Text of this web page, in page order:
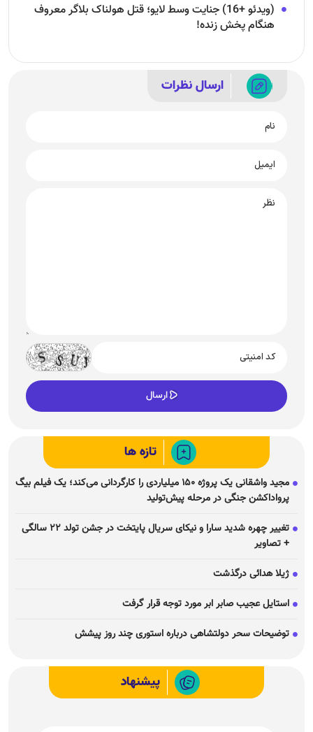
(ویدئو +16) جنایت وسط لایو؛ قتل هولناک بلاگر معروف
هنگام پخش زنده!
ارسال نظرات
تازه ها
مجید واشقانی یک پروژه ۱۵۰ میلیاردی را کارگردانی می‌کند؛ یک فیلم بیگ
پرواداکشن جنگی در مرحله پیش‌تولید
تغییر چهره شدید سارا و نیکای سریال پایتخت در جشن تولد ۲۲ سالگی
+ تصاویر
ژیلا هدائی درگذشت
استایل عجیب صابر ابر مورد توجه قرار گرفت
توضیحات سحر دولتشاهی درباره استوری چند روز پیشش
پیشنهاد